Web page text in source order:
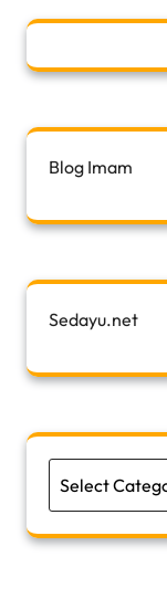
Blog Imam
Sedayu.net